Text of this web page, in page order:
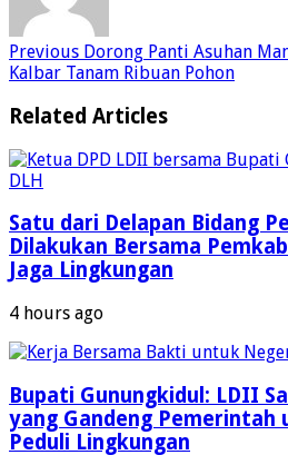
Previous Dorong Panti Asuhan
Kalbar Tanam Ribuan Pohon
Related Articles
Satu dari Delapan Bidang
Dilakukan Bersama
Jaga Lingkungan
4 hours ago
Bupati Gunungkidul: LDII
yang Gandeng Pemerintah
Peduli Lingkungan